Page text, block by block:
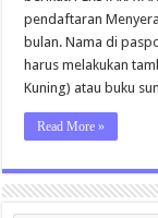
pendaftaran
bulan. Nama di
harus melakukan
Kuning) atau buku
Read More »